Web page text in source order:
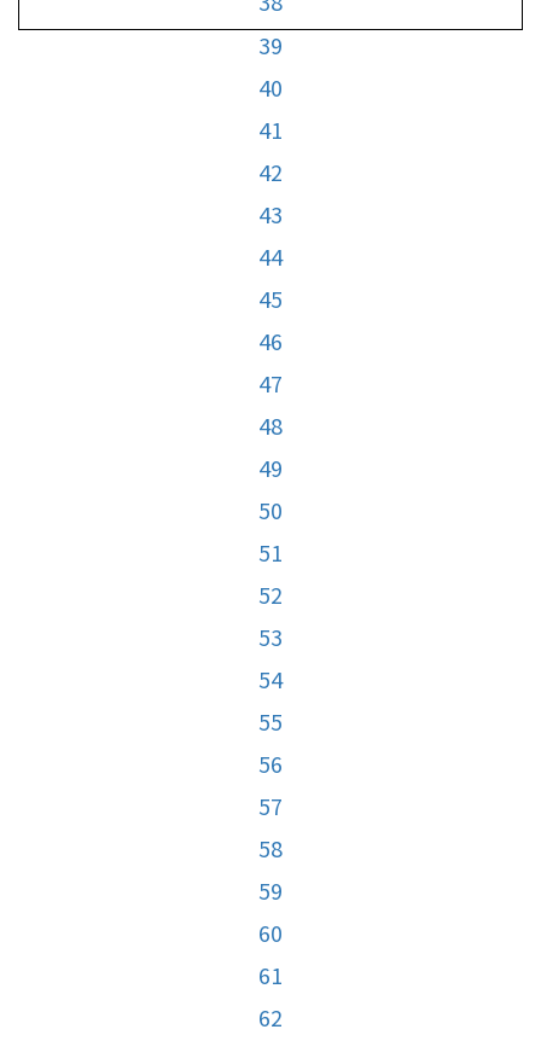
39
40
41
42
43
44
45
46
47
48
49
50
51
52
53
54
55
56
57
58
59
60
61
62